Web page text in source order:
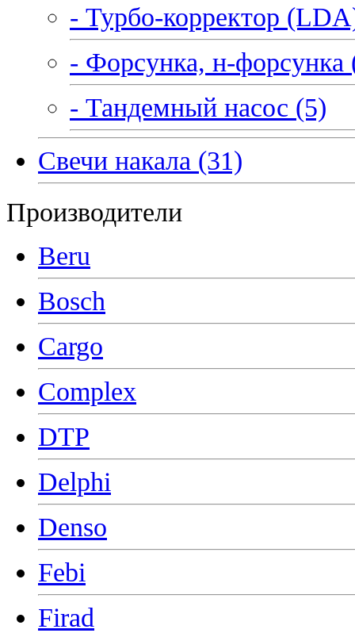
- Турбо-корректор
- Форсунка, н-форсунка
- Тандемный насос (5)
Свечи накала (31)
Производители
Beru
Bosch
Cargo
Complex
DTP
Delphi
Denso
Febi
Firad